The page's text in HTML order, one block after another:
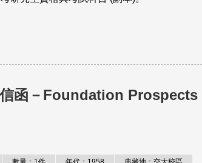
函－Foundation Prospects